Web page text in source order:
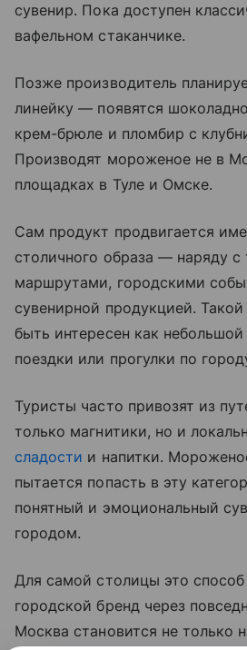
сувенир. Пока доступен
вафельном стаканчике.
Позже производитель
линейку — появятся
крем-брюле и пломбир с
Производят мороженое не в
площадках в Туле и Омске.
Сам продукт продвигается
столичного образа — наряду с
маршрутами, городскими
сувенирной продукцией.
быть интересен как
поездки или прогулки по
Туристы часто привозят из
только магнитики, но и
сладости и напитки.
пытается попасть в эту
понятный и эмоциональный
городом.
Для самой столицы это способ
городской бренд через
Москва становится не только